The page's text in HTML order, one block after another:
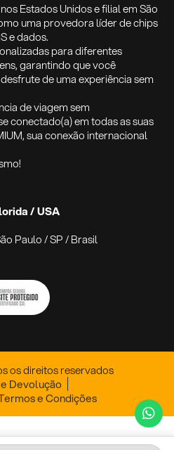
Estados Unidos e filial em São
uma provedora líder de chips
e dados.
para diferentes
garantindo que você
de uma experiência sem
de viagem sem
conectado(a) em todas as suas
sua conexão internacional
/ USA
Paulo / SP / Brasil
os direitos reservados
Devolução
e Condições